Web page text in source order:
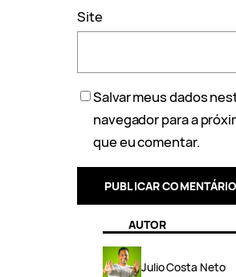
Site
Salvar meus dados
navegador para a
que eu comentar.
AUTOR
Julio Costa Neto